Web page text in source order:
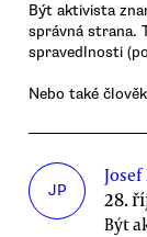
Být aktivista
správná strana.
spravedlnosti
Nebo také
JP 28.
Být